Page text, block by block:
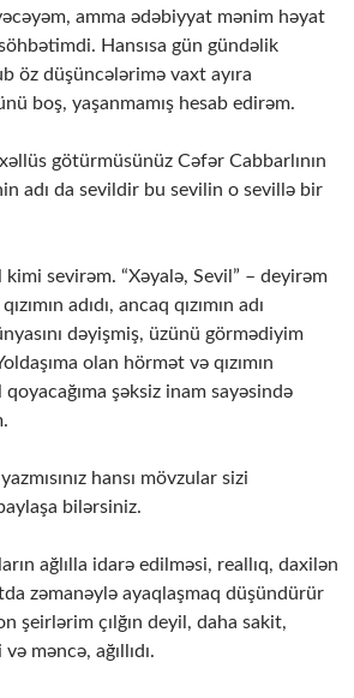
amma ədəbiyyat mənim həyat
Hansısa gün gündəlik
öz düşüncələrimə vaxt ayıra
boş, yaşanmamış hesab edirəm.
götürmüsünüz Cəfər Cabbarlının
adı da sevildir bu sevilin o sevillə bir
kimi sevirəm. “Xəyalə, Sevil” – deyirəm
adıdı, ancaq qızımın adı
dəyişmiş, üzünü görmədiyim
olan hörmət və qızımın
qoyacağıma şəksiz inam sayəsində
hansı mövzular sizi
bilərsiniz.
ağlılla idarə edilməsi, reallıq, daxilən
zəmanəylə ayaqlaşmaq düşündürür
şeirlərim çılğın deyil, daha sakit,
məncə, ağıllıdı.